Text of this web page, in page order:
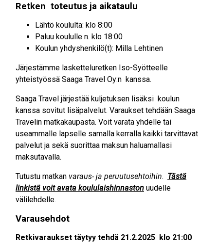
Retken toteutus ja aikataulu
Lähtö koululta: klo 8:00
Paluu koululle n. klo 18:00
Koulun yhdyshenkilö(t): Milla Lehtinen
Järjestämme lasketteluretken Iso-Syötteelle
yhteistyössä Saaga Travel Oy:n kanssa.
Saaga Travel järjestää kuljetuksen lisäksi koulun
kanssa sovitut lisäpalvelut. Varaukset tehdään Saaga
Travelin matkakaupasta. Voit varata yhdelle tai
useammalle lapselle samalla kerralla kaikki tarvittavat
palvelut ja sekä suorittaa maksun haluamallasi
maksutavalla.
Tutustu matkan varaus- ja peruutusehtoihin. Tästä
linkistä voit avata koululaishinnaston uudelle
välilehdelle.
Varausehdot
Retkivaraukset täytyy tehdä 21.2.2025 klo 21:00